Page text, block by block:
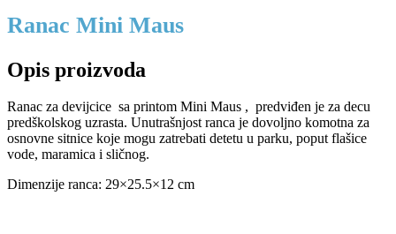
Ranac Mini Maus
Opis proizvoda
Ranac za devijcice sa printom Mini Maus , predviđen je za decu
predškolskog uzrasta. Unutrašnjost ranca je dovoljno komotna za
osnovne sitnice koje mogu zatrebati detetu u parku, poput flašice
vode, maramica i sličnog.
Dimenzije ranca: 29×25.5×12 cm